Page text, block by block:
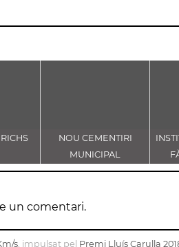
NOU CEMENTIRI
MUNICIPAL
D'IGUALADA
un comentari.
s, impulsat pel Premi Lluís Carulla